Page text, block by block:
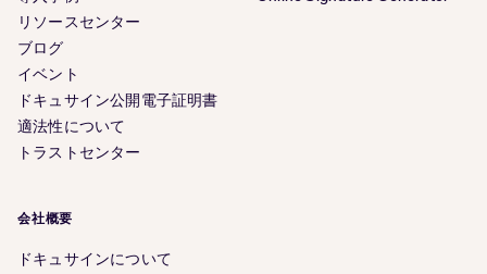
リソースセンター
ブログ
イベント
ドキュサイン公開電子証明書
適法性について
トラストセンター
会社概要
ドキュサインについて